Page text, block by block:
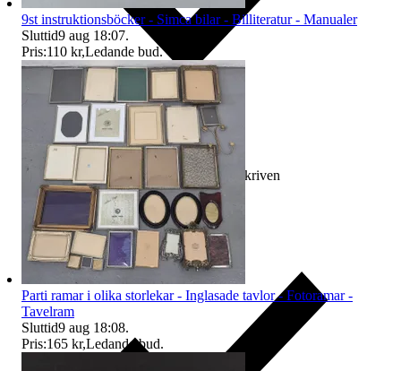
Ersättning om varan inte är som beskriven
9st instruktionsböcker - Simca bilar - Billiteratur - Manualer
Sluttid9 aug 18:07.
Pris:110 kr,Ledande bud.
Parti ramar i olika storlekar - Inglasade tavlor - Fotoramar -
Tavelram
Sluttid9 aug 18:08.
Pris:165 kr,Ledande bud.